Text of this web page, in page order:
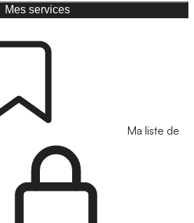
Mes services
Ma liste de